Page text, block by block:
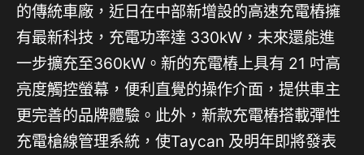
的傳統車廠，近日在中部新增設的高速充電樁擁
有最新科技，充電功率達 330kW，未來還能進
一步擴充至360kW。新的充電樁上具有 21 吋高
亮度觸控螢幕，便利直覺的操作介面，提供車主
更完善的品牌體驗。此外，新款充電樁搭載彈性
充電槍線管理系統，使Taycan 及明年即將發表